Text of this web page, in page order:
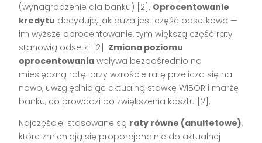
(wynagrodzenie dla banku) [2] . Oprocentowanie
kredytu decyduje, jak duża jest część odsetkowa —
im wyższe oprocentowanie, tym większą część raty
stanowią odsetki [2] . Zmiana poziomu
oprocentowania wpływa bezpośrednio na
miesięczną ratę: przy wzroście ratę przelicza się na
nowo, uwzględniając aktualną stawkę WIBOR i marżę
banku, co prowadzi do zwiększenia kosztu [2] .
Najczęściej stosowane są raty równe (anuitetowe),
które zmieniają się proporcjonalnie do aktualnej